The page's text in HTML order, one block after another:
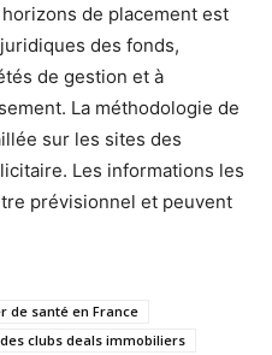
de placement est
des fonds,
de gestion et à
La méthodologie de
sur les sites des
Les informations les
prévisionnel et peuvent
de santé en France
clubs deals immobiliers